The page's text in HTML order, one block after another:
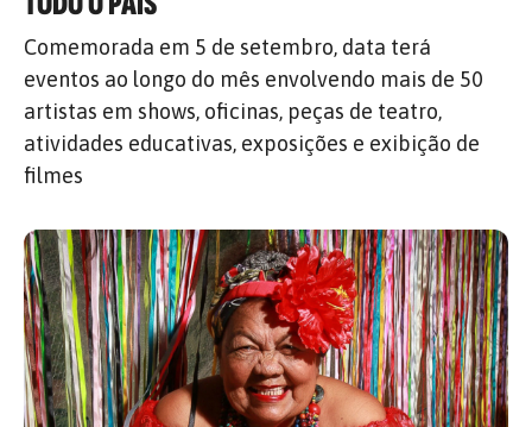
Comemorada em 5 de setembro, data terá
eventos ao longo do mês envolvendo mais de 50
artistas em shows, oficinas, peças de teatro,
atividades educativas, exposições e exibição de
filmes